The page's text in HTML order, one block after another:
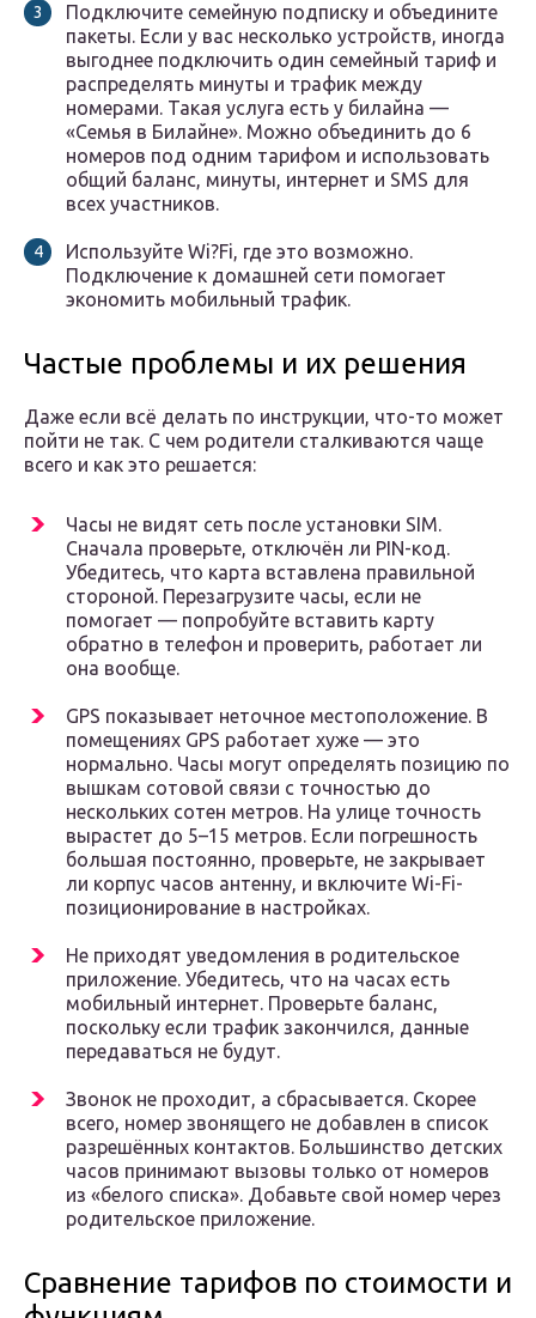
Подключите семейную подписку и объедините
пакеты. Если у вас несколько устройств, иногда
выгоднее подключить один семейный тариф и
распределять минуты и трафик между
номерами. Такая услуга есть у билайна —
«Семья в Билайне». Можно объединить до 6
номеров под одним тарифом и использовать
общий баланс, минуты, интернет и SMS для
всех участников.
Используйте Wi?Fi, где это возможно.
Подключение к домашней сети помогает
экономить мобильный трафик.
Частые проблемы и их решения
Даже если всё делать по инструкции, что-то может
пойти не так. С чем родители сталкиваются чаще
всего и как это решается:
Часы не видят сеть после установки SIM.
Сначала проверьте, отключён ли PIN-код.
Убедитесь, что карта вставлена правильной
стороной. Перезагрузите часы, если не
помогает — попробуйте вставить карту
обратно в телефон и проверить, работает ли
она вообще.
GPS показывает неточное местоположение. В
помещениях GPS работает хуже — это
нормально. Часы могут определять позицию по
вышкам сотовой связи с точностью до
нескольких сотен метров. На улице точность
вырастет до 5–15 метров. Если погрешность
большая постоянно, проверьте, не закрывает
ли корпус часов антенну, и включите Wi-Fi-
позиционирование в настройках.
Не приходят уведомления в родительское
приложение. Убедитесь, что на часах есть
мобильный интернет. Проверьте баланс,
поскольку если трафик закончился, данные
передаваться не будут.
Звонок не проходит, а сбрасывается. Скорее
всего, номер звонящего не добавлен в список
разрешённых контактов. Большинство детских
часов принимают вызовы только от номеров
из «белого списка». Добавьте свой номер через
родительское приложение.
Сравнение тарифов по стоимости и